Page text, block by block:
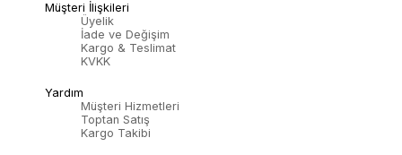
Müşteri İlişkileri
Üyelik
İade ve Değişim
Kargo & Teslimat
KVKK
Yardım
Müşteri Hizmetleri
Toptan Satış
Kargo Takibi